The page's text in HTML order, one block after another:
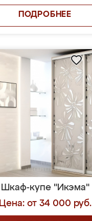
ПОДРОБНЕЕ
Шкаф-купе "Икэма"
Цена: от 34 000 руб.